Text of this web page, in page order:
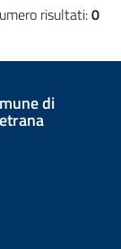
risultati:0
di